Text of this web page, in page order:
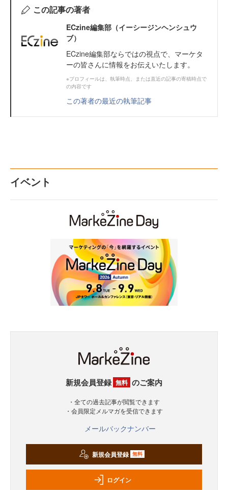
この記事の著者
ECzine編集部（イーシージンヘンシュウ
ブ）
ECzine編集部ならではの視点で、マーケタ
ーの皆さんに情報をお伝えいたします。
※プロフィールは、執筆時点、または直近の記事の寄稿時点で
の内容です
この著者の最近の執筆記事
イベント
新規会員登録 無料 のご案内
・全ての過去記事が閲覧できます
・会員限定メルマガを受信できます
メールバックナンバー
新規会員登録 無料
ログイン